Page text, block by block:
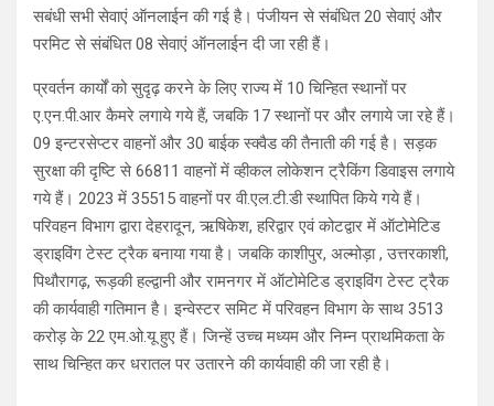
सबंधी सभी सेवाएं ऑनलाईन की गई है। पंजीयन से संबंधित 20 सेवाएं और
परमिट से संबंधित 08 सेवाएं ऑनलाईन दी जा रही हैं।
प्रवर्तन कार्यों को सुदृढ़ करने के लिए राज्य में 10 चिन्हित स्थानों पर
ए.एन.पी.आर कैमरे लगाये गये हैं, जबकि 17 स्थानों पर और लगाये जा रहे हैं।
09 इन्टरसेप्टर वाहनों और 30 बाईक स्क्वैड की तैनाती की गई है। सड़क
सुरक्षा की दृष्टि से 66811 वाहनों में व्हीकल लोकेशन ट्रैकिंग डिवाइस लगाये
गये हैं। 2023 में 35515 वाहनों पर वी.एल.टी.डी स्थापित किये गये हैं।
परिवहन विभाग द्वारा देहरादून, ऋषिकेश, हरिद्वार एवं कोटद्वार में ऑटोमेटिड
ड्राइविंग टेस्ट ट्रैक बनाया गया है। जबकि काशीपुर, अल्मोड़ा , उत्तरकाशी,
पिथौरागढ़, रूड़की हल्द्वानी और रामनगर में ऑटोमेटिड ड्राइविंग टेस्ट ट्रैक
की कार्यवाही गतिमान है। इन्वेस्टर समिट में परिवहन विभाग के साथ 3513
करोड़ के 22 एम.ओ.यू हुए हैं। जिन्हें उच्च मध्यम और निम्न प्राथमिकता के
साथ चिन्हित कर धरातल पर उतारने की कार्यवाही की जा रही है।